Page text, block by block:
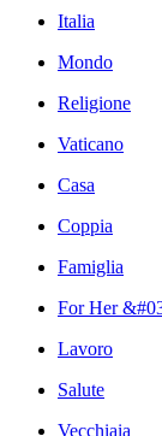
Italia
Mondo
Religione
Vaticano
Casa
Coppia
Famiglia
For Her
Lavoro
Salute
Vecchiaia